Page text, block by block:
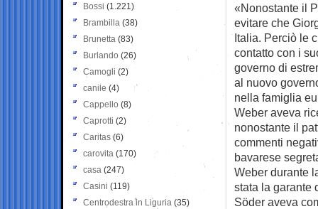
«Nonostante il
evitare che
Italia. Perciò le
contatto con i
governo di
al nuovo
nella famiglia
Weber aveva
nonostante il
commenti
bavarese
Weber durante
stata la garante
Söder aveva
Bossi (1.221)
Brambilla (38)
Brunetta (83)
Burlando (26)
Camogli (2)
canile (4)
Cappello (8)
Caprotti (2)
Caritas (6)
carovita (170)
casa (247)
Casini (119)
Centrodestra in Liguria (35)